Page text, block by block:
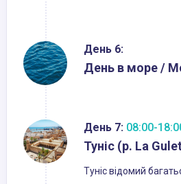
День 6:
День в море /
День 7: 08:00-
Туніс (р. La
Туніс відомий